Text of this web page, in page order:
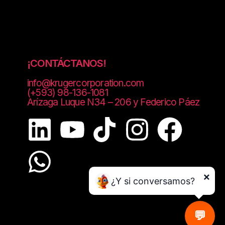
¡CONTÁCTANOS!
info@krugercorporation.com
(+593) 98-136-1081
Arízaga Luque N34 – 206 y Federico Páez
💬
¿Y si conversamos? ×